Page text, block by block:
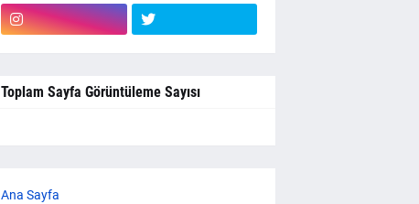
Toplam Sayfa Görüntüleme Sayısı
Ana Sayfa